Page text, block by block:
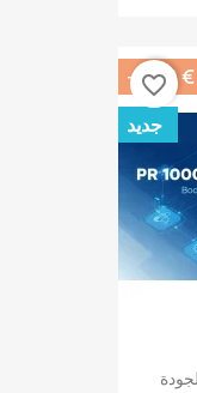
-3.00 €
جديد
favorite_border